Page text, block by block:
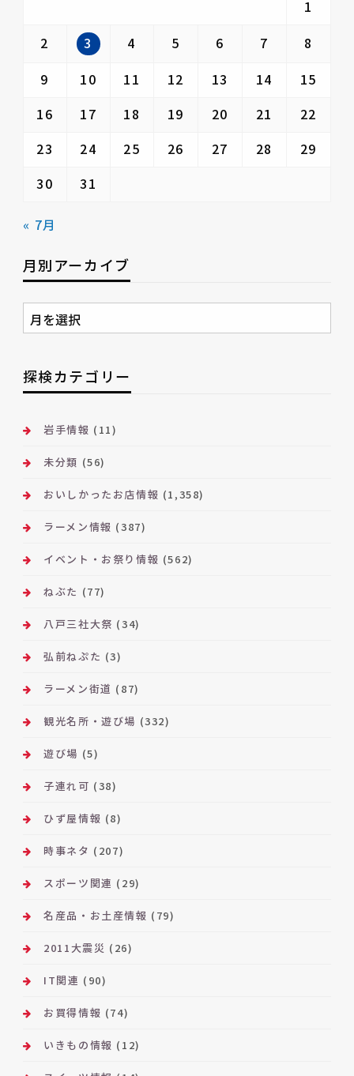
1
2
3 4 5 6 7
8
9
10 11 12 13 14
15
16
17 18 19 20 21
22
23
24 25 26 27 28
29
30
31
« 7月
月別アーカイブ
月
別
ー
カ
ブ
探検カテゴリー
岩手情報 (11)
未分類 (56)
おいしかったお店情報 (1,358)
ラーメン情報 (387)
イベント・お祭り情報 (562)
ねぶた (77)
八戸三社大祭 (34)
弘前ねぷた (3)
ラーメン街道 (87)
観光名所・遊び場 (332)
遊び場 (5)
子連れ可 (38)
ひず屋情報 (8)
時事ネタ (207)
スポーツ関連 (29)
名産品・お土産情報 (79)
2011大震災 (26)
IT関連 (90)
お買得情報 (74)
いきもの情報 (12)